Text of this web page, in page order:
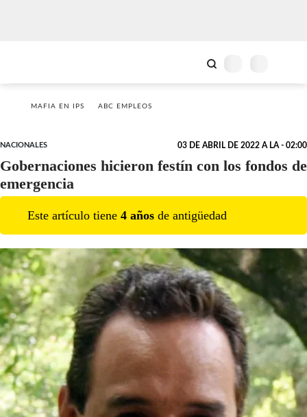
MAFIA EN IPS ABC EMPLEOS
NACIONALES 03 DE ABRIL DE 2022 A LA - 02:00
Gobernaciones hicieron festín con los fondos de
emergencia
Este artículo tiene 4 años de antigüedad